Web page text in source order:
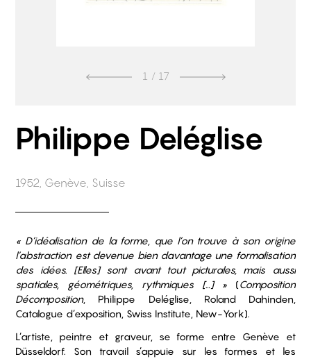
1 / 17
Philippe Deléglise
1952, Genève, Suisse
« D’idéalisation de la forme, que l’on trouve à son origine
l’abstraction est devenue bien davantage une formalisation
des idées. [Elles] sont avant tout picturales, mais aussi
spatiales, géométriques, rythmiques […] » (Composition
Décomposition, Philippe Deléglise, Roland Dahinden,
Catalogue d’exposition, Swiss Institute, New-York).
L’artiste, peintre et graveur, se forme entre Genève et
Düsseldorf. Son travail s’appuie sur les formes et les